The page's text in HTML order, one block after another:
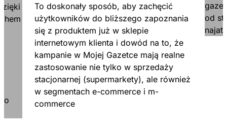
To doskonały sposób, aby zachęcić
użytkowników do bliższego zapoznania
się z produktem już w sklepie
internetowym klienta i dowód na to, że
kampanie w Mojej Gazetce mają realne
zastosowanie nie tylko w sprzedaży
stacjonarnej (supermarkety), ale również
w segmentach e-commerce i m-
commerce
od